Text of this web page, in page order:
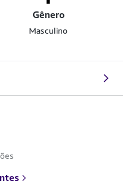
Gênero
Masculino